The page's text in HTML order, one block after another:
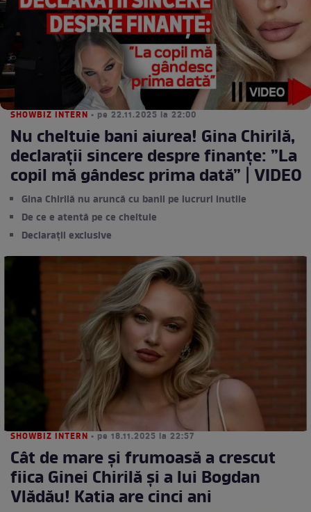
SHOWBIZ INTERN • pe 22.11.2025 la 22:00
Nu cheltuie bani aiurea! Gina Chirilă,
declarații sincere despre finanțe: ”La
copil mă gândesc prima dată” | VIDEO
Gina Chirilă nu aruncă cu banii pe lucruri inutile
De ce e atentă pe ce cheltuie
Declarații exclusive
SHOWBIZ INTERN • pe 18.11.2025 la 22:57
Cât de mare și frumoasă a crescut
fiica Ginei Chirilă și a lui Bogdan
Vlădău! Katia are cinci ani